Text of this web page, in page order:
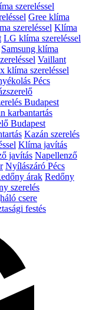
szereléssel
Gree klíma
szereléssel Klíma
LG klíma szereléssel
Samsung klíma
Vaillant
klíma szereléssel
Pécs
Budapest
karbantartás
Budapest
Kazán szerelés
Klíma javítás
javítás Napellenző
Nyílászáró Pécs
árak Redőny
szerelés
csere
festés